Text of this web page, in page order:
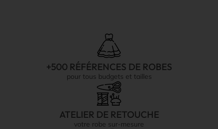
+500 RÉFÉRENCES DE ROBES
pour tous budgets et tailles
ATELIER DE RETOUCHE
votre robe sur-mesure